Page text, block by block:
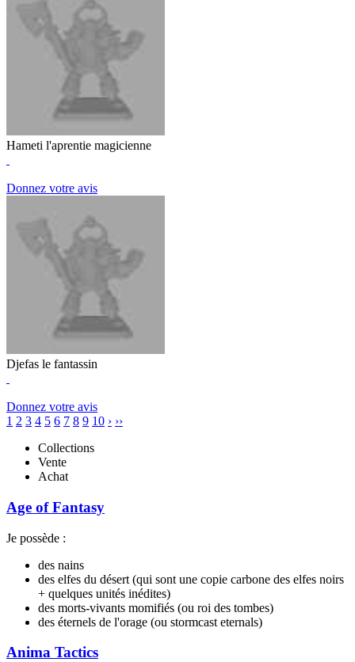
Hameti l'aprentie magicienne
Donnez votre avis
Djefas le fantassin
Donnez votre avis
1 2 3 4 5 6 7 8 9 10 › ››
Collections
Vente
Achat
Age of Fantasy
Je possède :
des nains
des elfes du désert (qui sont une copie carbone des elfes noirs
+ quelques unités inédites)
des morts-vivants momifiés (ou roi des tombes)
des éternels de l'orage (ou stormcast eternals)
Anima Tactics